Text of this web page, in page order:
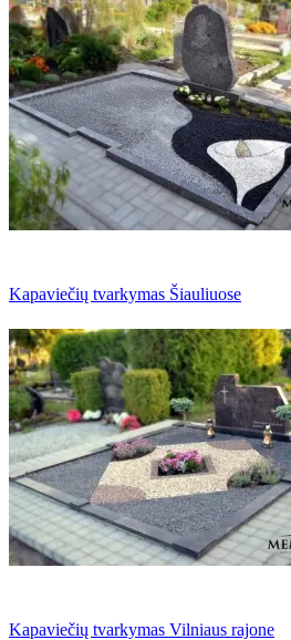
Kapaviečių tvarkymas Šiauliuose
Kapaviečių tvarkymas Vilniaus rajone